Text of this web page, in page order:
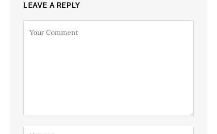
LEAVE A REPLY